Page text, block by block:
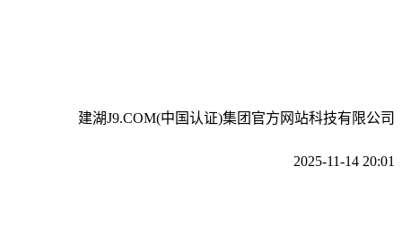
建湖J9.COM(中国认证)集团官方网站科技有限公司
2025-11-14 20:01